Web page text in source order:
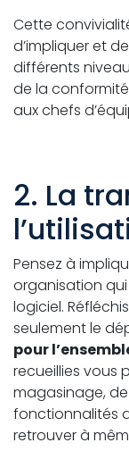
Cette
d’impliquer et
différents
de la
aux chefs
2. La
Pensez à
organisation qui
logiciel.
seulement le
pour
recueillies vous
magasinage, de
fonctionnalités
retrouver à